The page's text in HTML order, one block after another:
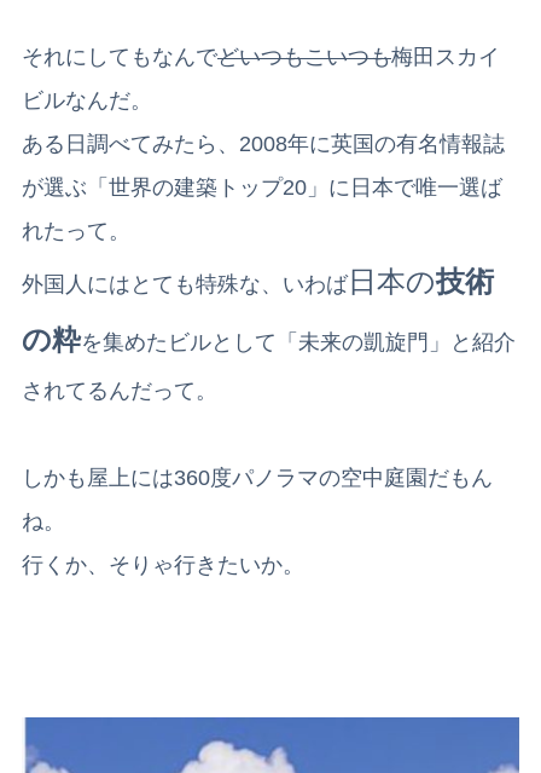
それにしてもなんでどいつもこいつも梅田スカイ
ビルなんだ。
ある日調べてみたら、2008年に英国の有名情報誌
が選ぶ「世界の建築トップ20」に日本で唯一選ば
れたって。
外国人にはとても特殊な、いわば日本の技術
の粋を集めたビルとして「未来の凱旋門」と紹介
されてるんだって。
しかも屋上には360度パノラマの空中庭園だもん
ね。
行くか、そりゃ行きたいか。